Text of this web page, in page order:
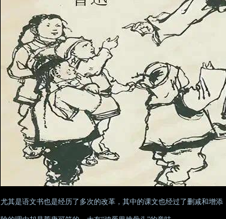
尤其是语文书也是经历了多次的改革，其中的课文也经过了删减和增